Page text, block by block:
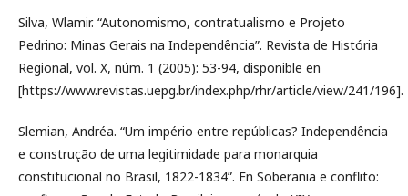
Silva, Wlamir. “Autonomismo, contratualismo e Projeto
Pedrino: Minas Gerais na Independência”. Revista de História
Regional, vol. X, núm. 1 (2005): 53-94, disponible en
[https://www.revistas.uepg.br/index.php/rhr/article/view/241/196].
Slemian, Andréa. “Um império entre repúblicas? Independência
e construção de uma legitimidade para monarquia
constitucional no Brasil, 1822-1834”. En Soberania e conflito: